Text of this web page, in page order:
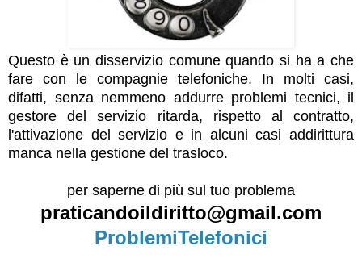
Questo è un disservizio comune quando si ha a che
fare con le compagnie telefoniche. In molti casi,
difatti, senza nemmeno addurre problemi tecnici, il
gestore del servizio ritarda, rispetto al contratto,
l'attivazione del servizio e in alcuni casi addirittura
manca nella gestione del trasloco.
per saperne di più sul tuo problema
praticandoildiritto@gmail.com
ProblemiTelefonici